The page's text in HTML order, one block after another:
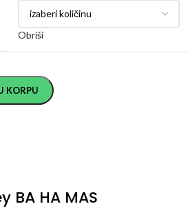
Obriši
KORPU
BA HA MAS